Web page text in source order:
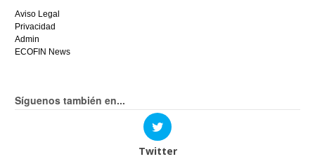
Aviso Legal
Privacidad
Admin
ECOFIN News
Síguenos también en...
Twitter